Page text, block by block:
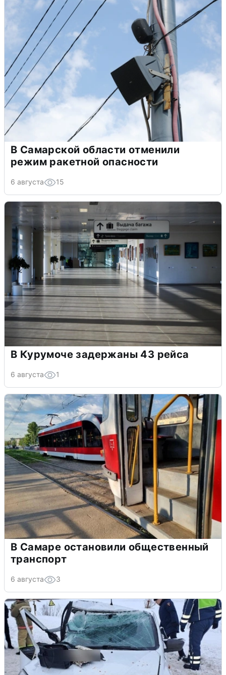
В Самарской области отменили
режим ракетной опасности
6 августа 15
В Курумоче задержаны 43 рейса
6 августа 1
В Самаре остановили общественный
транспорт
6 августа 3